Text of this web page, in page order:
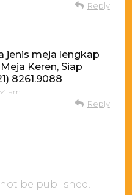
Reply
jenis meja lengkap
Keren, Siap
8261.9088
am
Reply
be published.